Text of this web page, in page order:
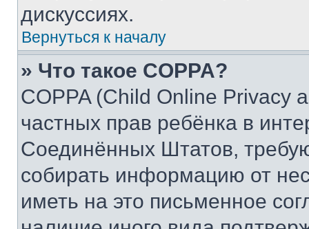
дискуссиях.
Вернуться к началу
» Что такое COPPA?
COPPA (Child Online Privacy
частных прав ребёнка в
Соединённых Штатов,
собирать информацию от
иметь на это письменное